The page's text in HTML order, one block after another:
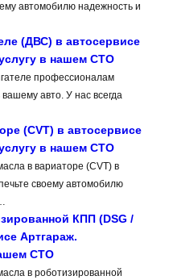
автомобилю надежность и
(ДВС) в автосервисе
в нашем СТО
профессионалам
авто. У нас всегда
(CVT) в автосервисе
в нашем СТО
в вариаторе (CVT) в
своему автомобилю
КПП (DSG /
Артгараж.
СТО
в роботизированной